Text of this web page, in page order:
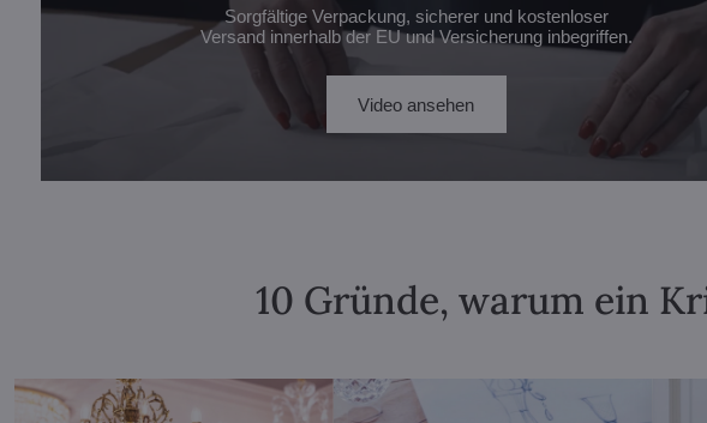
Sorgfältige Verpackung, sicherer und kostenloser
Versand innerhalb der EU und Versicherung inbegriffen.
Video ansehen
10 Gründe, warum ein